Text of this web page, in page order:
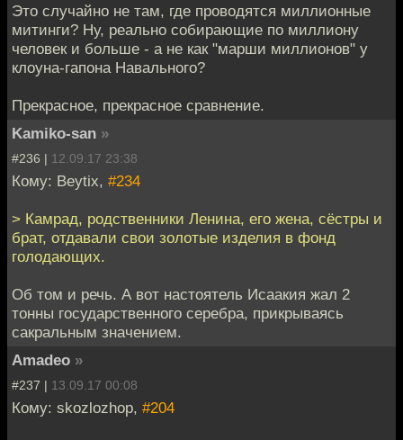
Это случайно не там, где проводятся миллионные
митинги? Ну, реально собирающие по миллиону
человек и больше - а не как "марши миллионов" у
клоуна-гапона Навального?
Прекрасное, прекрасное сравнение.
Kamiko-san »
#236 | 12.09.17 23:38
Кому: Beytix, #234
> Камрад, родственники Ленина, его жена, сёстры и
брат, отдавали свои золотые изделия в фонд
голодающих.
Об том и речь. А вот настоятель Исаакия жал 2
тонны государственного серебра, прикрываясь
сакральным значением.
Amadeo »
#237 | 13.09.17 00:08
Кому: skozlozhop, #204